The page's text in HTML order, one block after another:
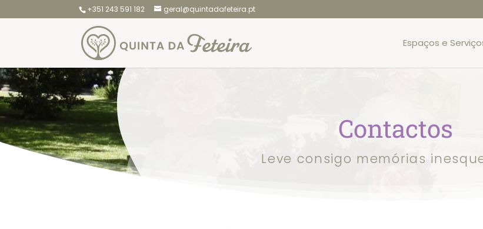
+351 243 591 182 geral@quintadafeteira.pt
Espaços e
Contactos
Leve consigo memórias